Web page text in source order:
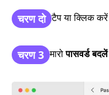
चरण दो टैप या क्लिक
चरण 3 मारोपासवर्ड बदलें